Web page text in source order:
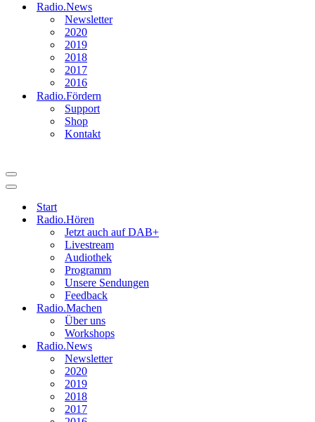
Radio.News
Newsletter
2020
2019
2018
2017
2016
Radio.Fördern
Support
Shop
Kontakt
Navigationsmenü
Navigationsmenü
Start
Radio.Hören
Jetzt auch auf DAB+
Livestream
Audiothek
Programm
Unsere Sendungen
Feedback
Radio.Machen
Über uns
Workshops
Radio.News
Newsletter
2020
2019
2018
2017